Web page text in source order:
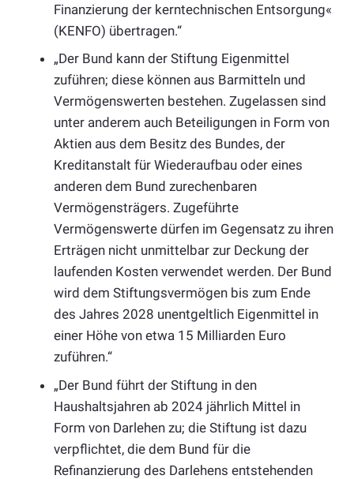
Finanzierung der kerntechnischen Entsorgung«
(KENFO) übertragen.“
„Der Bund kann der Stiftung Eigenmittel
zuführen; diese können aus Barmitteln und
Vermögenswerten bestehen. Zugelassen sind
unter anderem auch Beteiligungen in Form von
Aktien aus dem Besitz des Bundes, der
Kreditanstalt für Wiederaufbau oder eines
anderen dem Bund zurechenbaren
Vermögensträgers. Zugeführte
Vermögenswerte dürfen im Gegensatz zu ihren
Erträgen nicht unmittelbar zur Deckung der
laufenden Kosten verwendet werden. Der Bund
wird dem Stiftungsvermögen bis zum Ende
des Jahres 2028 unentgeltlich Eigenmittel in
einer Höhe von etwa 15 Milliarden Euro
zuführen.“
„Der Bund führt der Stiftung in den
Haushaltsjahren ab 2024 jährlich Mittel in
Form von Darlehen zu; die Stiftung ist dazu
verpflichtet, die dem Bund für die
Refinanzierung des Darlehens entstehenden